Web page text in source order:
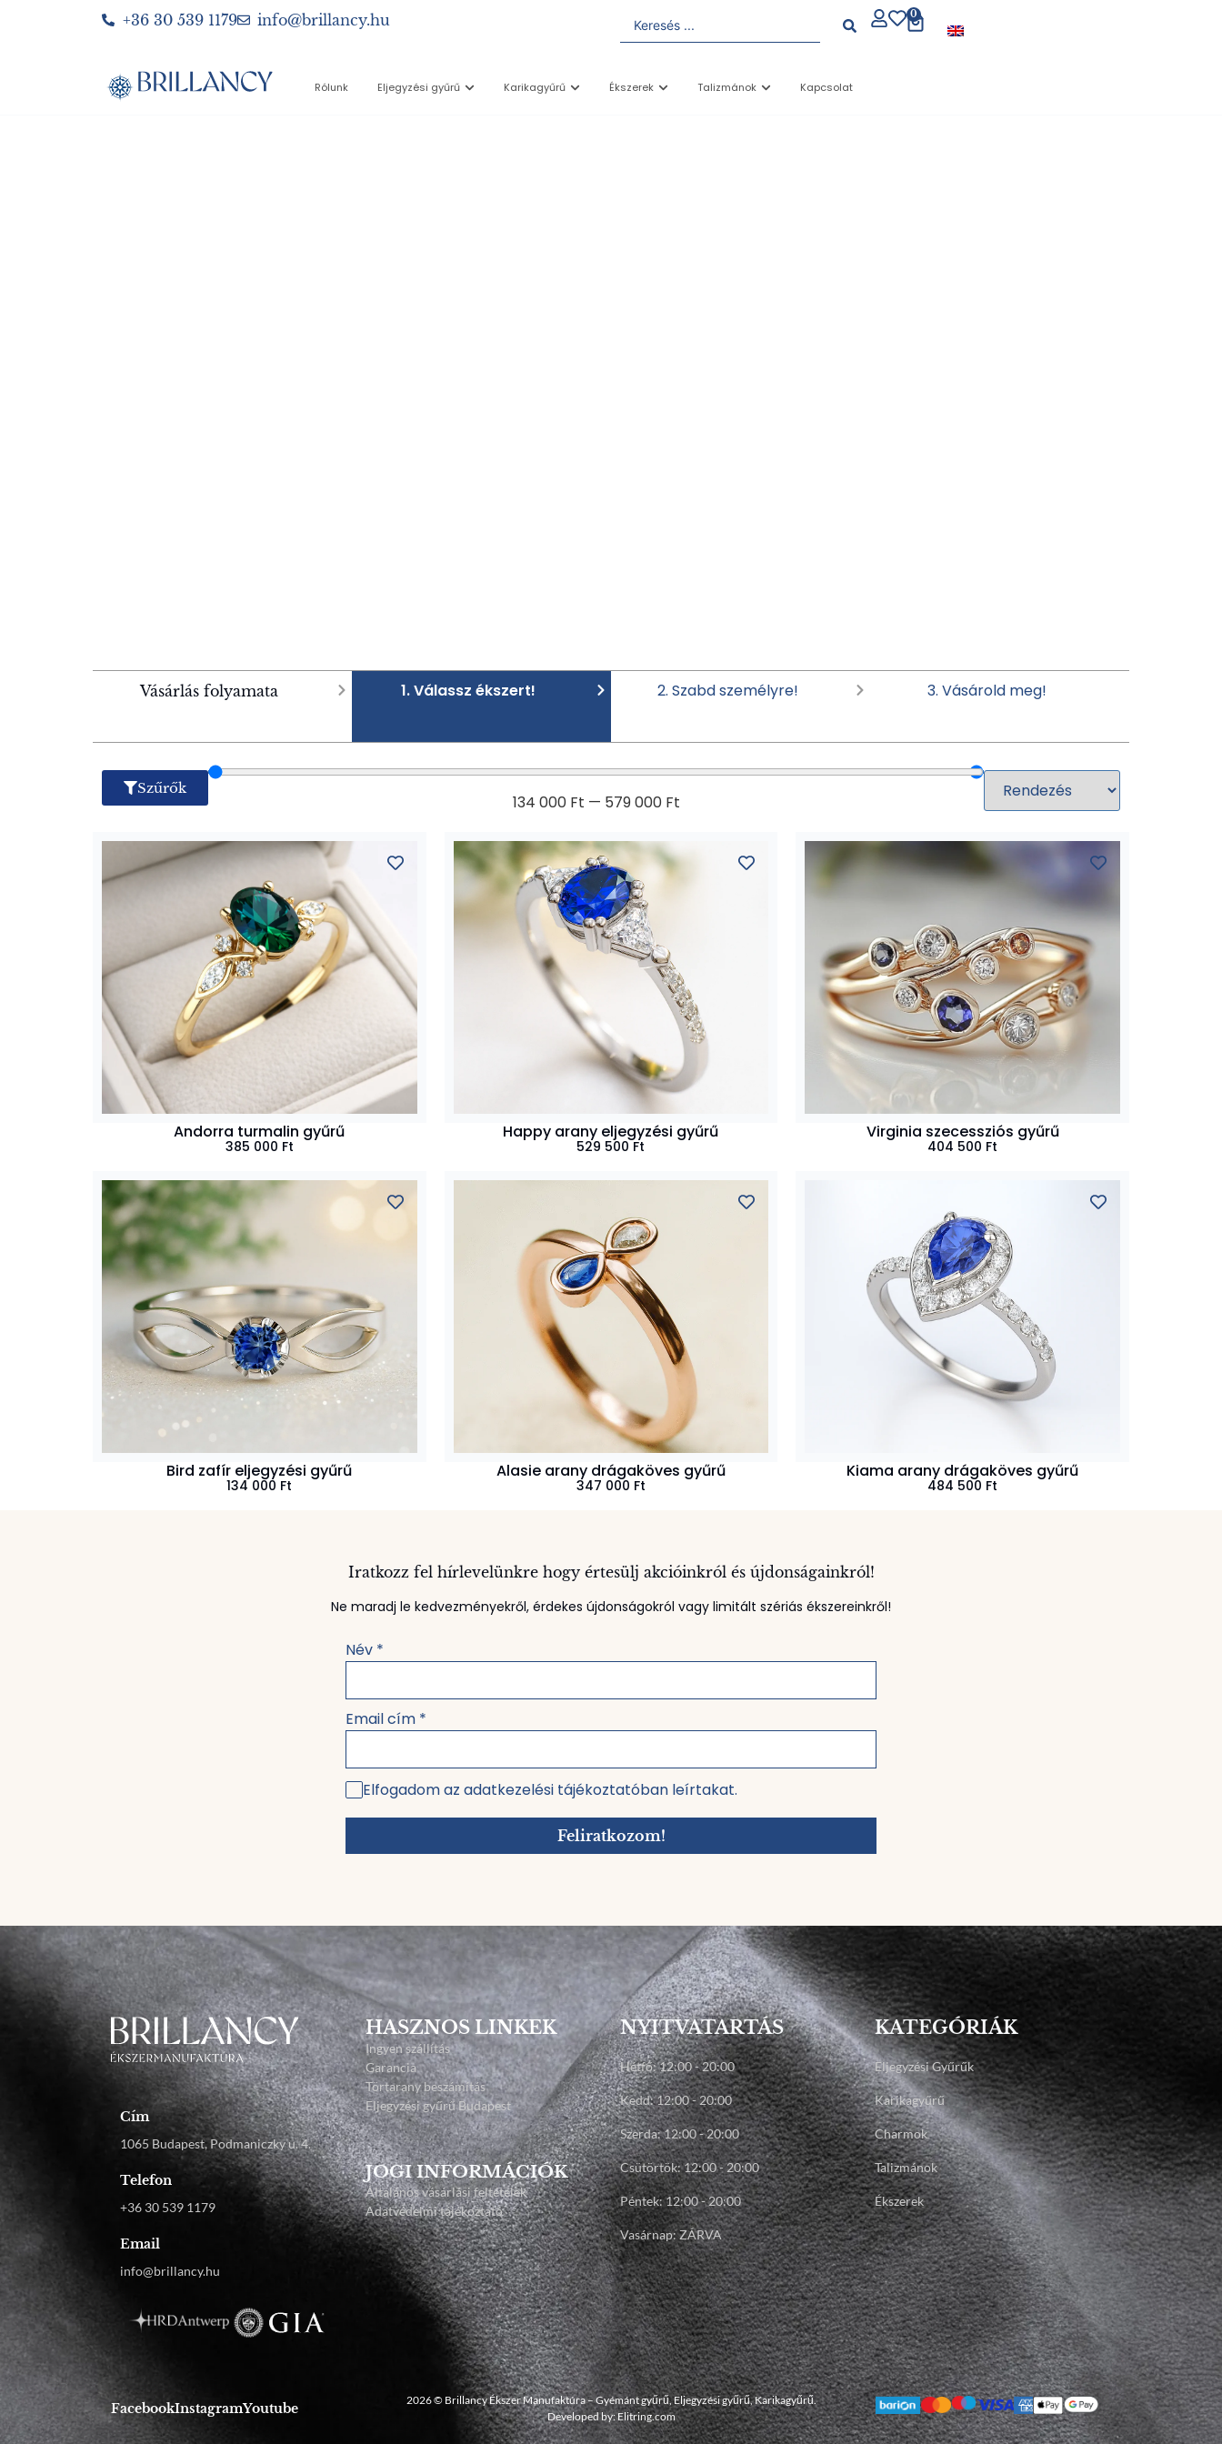
+36 30 539 1179 info@brillancy.hu 0
Rólunk Eljegyzési gyűrű Karikagyűrű Ékszerek Talizmánok Kapcsolat
Vásárlás folyamata 1. Válassz ékszert! 2. Szabd személyre! 3. Vásárold meg!
Szűrők
134 000 Ft — 579 000 Ft
Andorra turmalin gyűrű
385 000 Ft
Happy arany eljegyzési gyűrű
529 500 Ft
Virginia szecessziós gyűrű
404 500 Ft
Bird zafír eljegyzési gyűrű
134 000 Ft
Alasie arany drágaköves gyűrű
347 000 Ft
Kiama arany drágaköves gyűrű
484 500 Ft
Iratkozz fel hírlevelünkre hogy értesülj akcióinkról és újdonságainkról!
Ne maradj le kedvezményekről, érdekes újdonságokról vagy limitált szériás ékszereinkről!
Név *
Email cím *
Elfogadom az adatkezelési tájékoztatóban leírtakat.
Feliratkozom!
Cím
1065 Budapest, Podmaniczky u. 4.
Telefon
+36 30 539 1179
Email
info@brillancy.hu
HASZNOS LINKEK
Ingyen szállítás
Garancia
Törtarany beszámítás
Eljegyzési gyűrű Budapest
JOGI INFORMÁCIÓK
Általános vásárlási feltételek
Adatvédelmi tájékoztató
NYITVATARTÁS
Hétfő: 12:00 - 20:00
Kedd: 12:00 - 20:00
Szerda: 12:00 - 20:00
Csütörtök: 12:00 - 20:00
Péntek: 12:00 - 20:00
Vasárnap: ZÁRVA
KATEGÓRIÁK
Eljegyzési Gyűrűk
Karikagyűrű
Charmok
Talizmánok
Ékszerek
FacebookInstagramYoutube
2026 © Brillancy Ékszer Manufaktúra – Gyémánt gyűrű, Eljegyzési gyűrű, Karikagyűrű.
Developed by: Elitring.com